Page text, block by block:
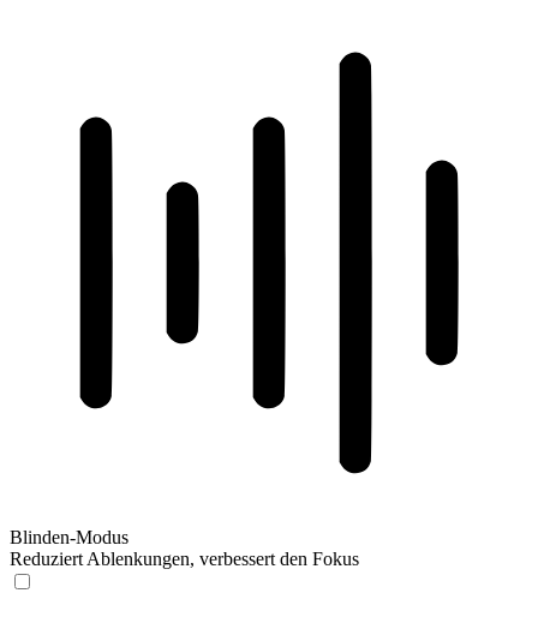
Blinden-Modus
Reduziert Ablenkungen, verbessert den Fokus